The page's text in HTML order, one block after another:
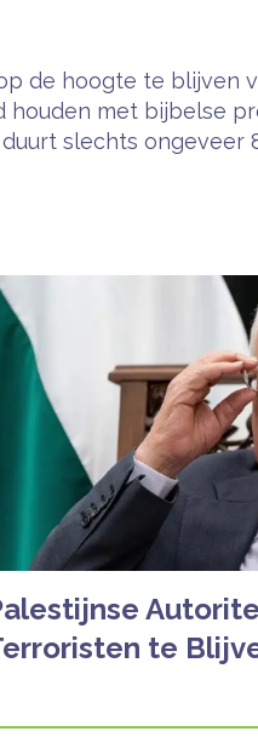
de hoogte te blijven
houden met bijbelse
slechts ongeveer
te